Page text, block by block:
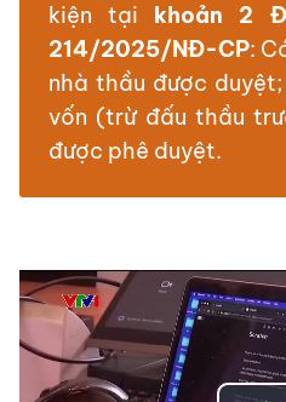
kiện tại khoản 2
214/2025/NĐ-CP:
nhà thầu được
vốn (trừ đấu thầu
được phê duyệt.